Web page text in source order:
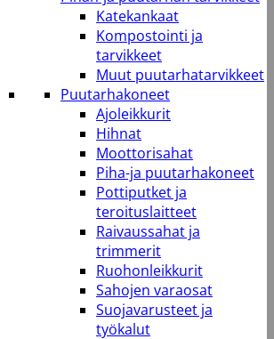
Katekankaat
Kompostointi ja
tarvikkeet
Muut puutarhatarvikkeet
Puutarhakoneet
Ajoleikkurit
Hihnat
Moottorisahat
Piha-ja puutarhakoneet
Pottiputket ja
teroituslaitteet
Raivaussahat ja
trimmerit
Ruohonleikkurit
Sahojen varaosat
Suojavarusteet ja
työkalut